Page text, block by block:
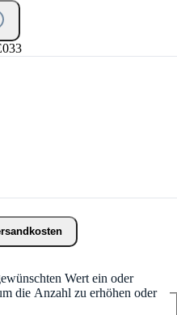
Wert ein oder
die Anzahl zu erhöhen oder